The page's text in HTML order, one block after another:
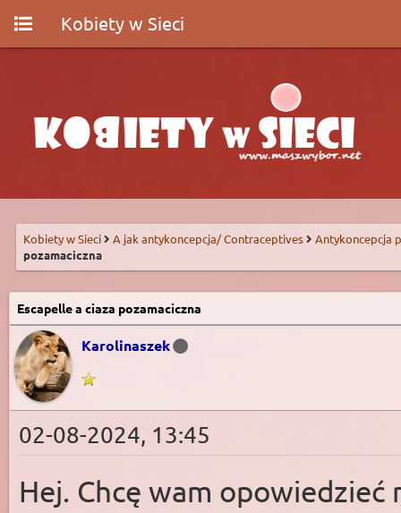
Kobiety w Sieci
Kobiety w Sieci A jak antykoncepcja/ Contraceptives
Antykoncepcja
pozamaciczna
Escapelle a ciaza pozamaciczna
Karolinaszek
02-08-2024, 13:45
Hej. Chcę wam